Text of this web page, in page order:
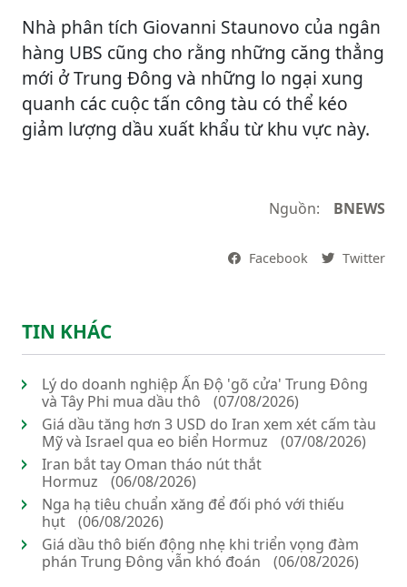
Nhà phân tích Giovanni Staunovo của ngân
hàng UBS cũng cho rằng những căng thẳng
mới ở Trung Đông và những lo ngại xung
quanh các cuộc tấn công tàu có thể kéo
giảm lượng dầu xuất khẩu từ khu vực này.
Nguồn: BNEWS
Facebook Twitter
TIN KHÁC
Lý do doanh nghiệp Ấn Độ 'gõ cửa' Trung Đông
và Tây Phi mua dầu thô
(07/08/2026)
Giá dầu tăng hơn 3 USD do Iran xem xét cấm tàu
Mỹ và Israel qua eo biển Hormuz
(07/08/2026)
Iran bắt tay Oman tháo nút thắt
Hormuz
(06/08/2026)
Nga hạ tiêu chuẩn xăng để đối phó với thiếu
hụt
(06/08/2026)
Giá dầu thô biến động nhẹ khi triển vọng đàm
phán Trung Đông vẫn khó đoán
(06/08/2026)